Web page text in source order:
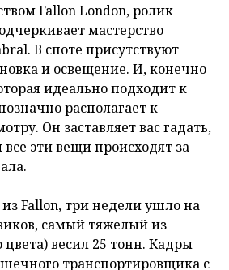
Fallon London, ролик
мастерство
В споте присутствуют
и освещение. И, конечно
идеально подходит к
располагает к
Он заставляет вас гадать,
эти вещи происходят за
Fallon, три недели ушло на
самый тяжелый из
цвета) весил 25 тонн. Кадры
транспортировщика с